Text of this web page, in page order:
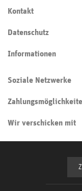
Kontakt
Datenschutz
Informationen
Soziale Netzwerke
Wir verschicken mit